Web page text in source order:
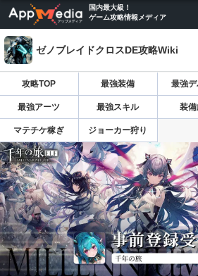
国内最大級！
ゲーム攻略情報メディア
ゼノブレイドクロスDE攻略Wiki
攻略TOP 最強装備 最強
最強アーツ 最強スキル 装
マテチケ稼ぎ ジョーカー狩り